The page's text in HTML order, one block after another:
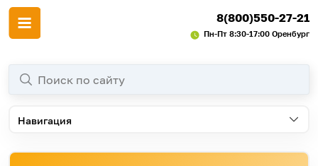
8(800)550-27-21
Пн-Пт 8:30-17:00 Оренбург
Навигация